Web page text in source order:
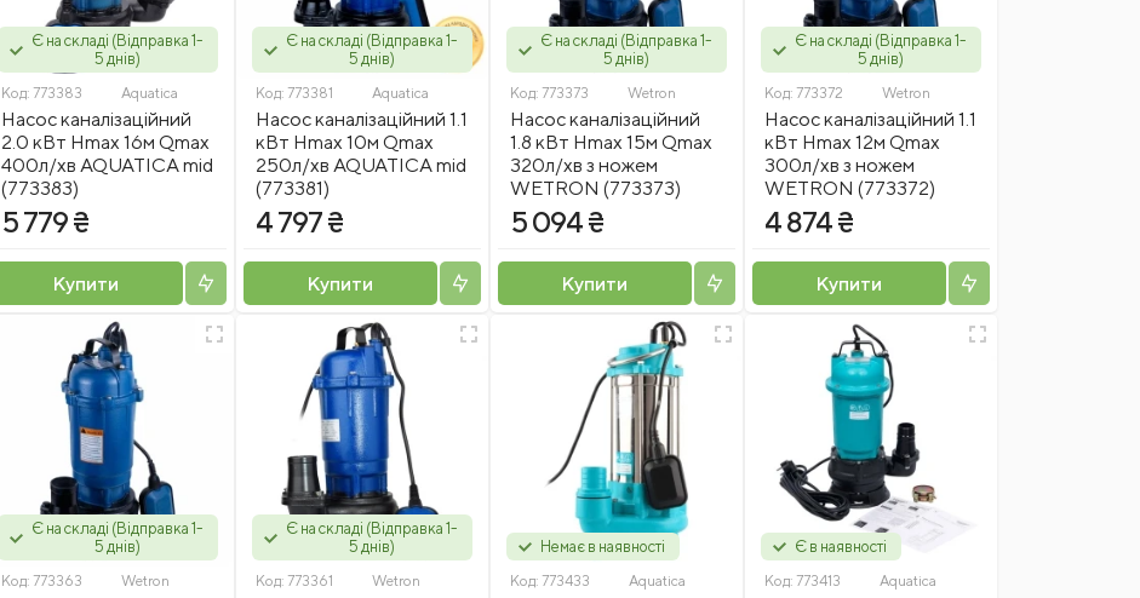
Є на складі (Відправка 1-
5 днів)
Код: 773383 Aquatica
Насос каналізаційний
2.0 кВт Hmax 16м Qmax
400л/хв AQUATICA mid
(773383)
5 779 ₴
Купити
Є на складі (Відправка 1-
5 днів)
Код: 773381 Aquatica
Насос каналізаційний 1.1
кВт Hmax 10м Qmax
250л/хв AQUATICA mid
(773381)
4 797 ₴
Купити
Є на складі (Відправка 1-
5 днів)
Код: 773373 Wetron
Насос каналізаційний
1.8 кВт Hmax 15м Qmax
320л/хв з ножем
WETRON (773373)
5 094 ₴
Купити
Є на складі (Відправка 1-
5 днів)
Код: 773372 Wetron
Насос каналізаційний 1.1
кВт Hmax 12м Qmax
300л/хв з ножем
WETRON (773372)
4 874 ₴
Купити
Є на складі (Відправка 1-
5 днів)
Код: 773363 Wetron
Є на складі (Відправка 1-
5 днів)
Код: 773361 Wetron
Немає в наявності
Код: 773433 Aquatica
Є в наявності
Код: 773413 Aquatica